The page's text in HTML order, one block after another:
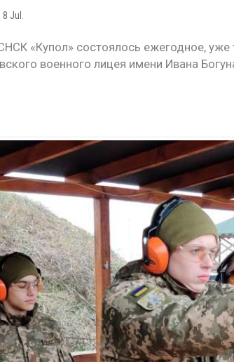
8 Jul.
«Купол» состоялось ежегодное,
военного лицея имени Ивана